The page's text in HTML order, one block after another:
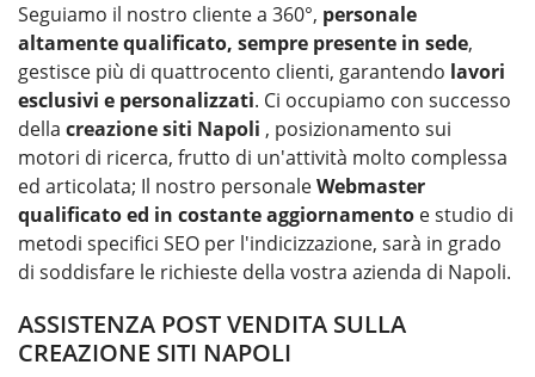
Seguiamo il nostro cliente a 360°, personale
altamente qualificato, sempre presente in sede,
gestisce più di quattrocento clienti, garantendo lavori
esclusivi e personalizzati. Ci occupiamo con successo
della creazione siti Napoli , posizionamento sui
motori di ricerca, frutto di un'attività molto complessa
ed articolata; Il nostro personaleWebmaster
qualificato ed in costante aggiornamento e studio di
metodi specifici SEO per l'indicizzazione, sarà in grado
di soddisfare le richieste della vostra azienda di Napoli.
ASSISTENZA POST VENDITA SULLA
CREAZIONE SITI NAPOLI